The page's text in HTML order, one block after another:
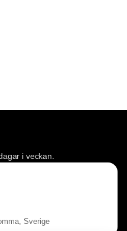
i veckan.
Sverige